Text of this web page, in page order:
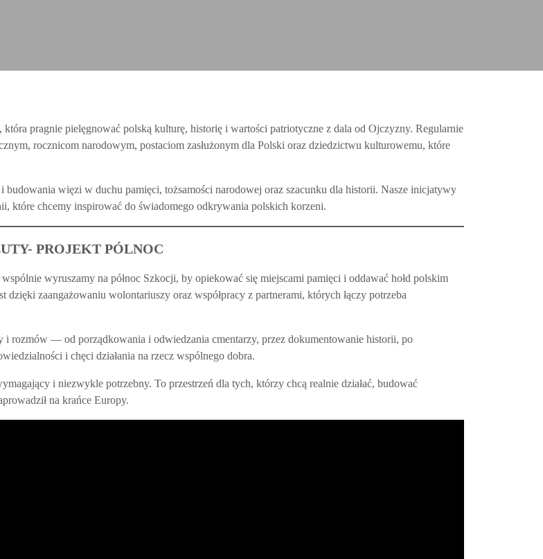
pragnie pielęgnować polską kulturę, historię i wartości patriotyczne z dala od Ojczyzny. Regularnie
rocznicom narodowym, postaciom zasłużonym dla Polski oraz dziedzictwu kulturowemu, które
więzi w duchu pamięci, tożsamości narodowej oraz szacunku dla historii. Nasze inicjatywy
które chcemy inspirować do świadomego odkrywania polskich korzeni.
PROJEKT PÓLNOC
wyruszamy na północ Szkocji, by opiekować się miejscami pamięci i oddawać hołd polskim
zaangażowaniu wolontariuszy oraz współpracy z partnerami, których łączy potrzeba
i rozmów — od porządkowania i odwiedzania cmentarzy, przez dokumentowanie historii, po
i chęci działania na rzecz wspólnego dobra.
i niezwykle potrzebny. To przestrzeń dla tych, którzy chcą realnie działać, budować
na krańce Europy.